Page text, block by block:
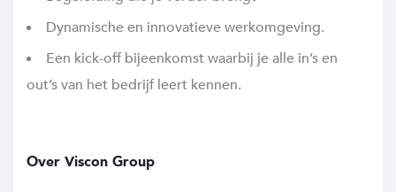
Dynamische en innovatieve werkomgeving.
Een kick-off bijeenkomst waarbij je alle in’s en
out’s van het bedrijf leert kennen.
Over Viscon Group